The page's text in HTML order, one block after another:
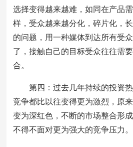
选择变得越来越难，如同在产品
样，受众越来越分化，碎片化，
的问题，用一种媒体到达所有受
了，接触自己的目标受众往往需
合。
第四：过去几年持续的投资热
竞争都比以往变得更为激烈，原
变为深红色，不断的市场整合形
不得不面对更为强大的竞争压力。